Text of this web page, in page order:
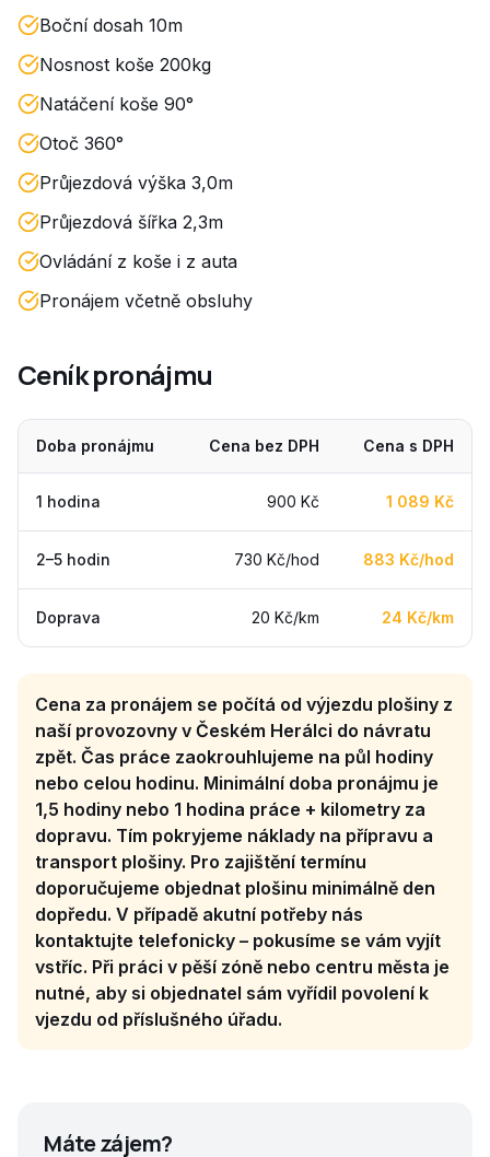
Boční dosah 10m
Nosnost koše 200kg
Natáčení koše 90°
Otoč 360°
Průjezdová výška 3,0m
Průjezdová šířka 2,3m
Ovládání z koše i z auta
Pronájem včetně obsluhy
Ceník pronájmu
Doba pronájmu Cena bez DPH Cena s DPH
1 hodina 900 Kč 1 089 Kč
2–5 hodin 730 Kč/hod 883 Kč/hod
Doprava 20 Kč/km 24 Kč/km
Cena za pronájem se počítá od výjezdu plošiny z
naší provozovny v Českém Herálci do návratu
zpět. Čas práce zaokrouhlujeme na půl hodiny
nebo celou hodinu. Minimální doba pronájmu je
1,5 hodiny nebo 1 hodina práce + kilometry za
dopravu. Tím pokryjeme náklady na přípravu a
transport plošiny. Pro zajištění termínu
doporučujeme objednat plošinu minimálně den
dopředu. V případě akutní potřeby nás
kontaktujte telefonicky – pokusíme se vám vyjít
vstříc. Při práci v pěší zóně nebo centru města je
nutné, aby si objednatel sám vyřídil povolení k
vjezdu od příslušného úřadu.
Máte zájem?